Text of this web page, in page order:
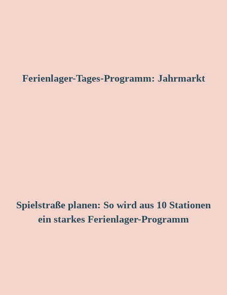
Ferienlager-Tages-Programm: Jahrmarkt
Spielstraße planen: So wird aus 10 Stationen
ein starkes Ferienlager-Programm